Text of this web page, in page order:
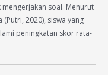
soal. Menurut
2020), siswa yang
peningkatan skor rata-